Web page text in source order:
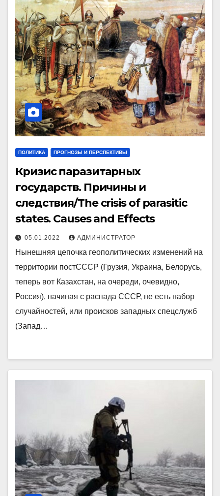
ПОЛИТИКА ПРОГНОЗЫ И ПЕРСПЕКТИВЫ
Кризис паразитарных
государств. Причины и
следствия/The crisis of parasitic
states. Causes and Effects
05.01.2022 АДМИНИСТРАТОР
Нынешняя цепочка геополитических изменений на
территории постСССР (Грузия, Украина, Белорусь,
теперь вот Казахстан, на очереди, очевидно,
Россия), начиная с распада СССР, не есть набор
случайностей, или происков западных спецслужб
(Запад…